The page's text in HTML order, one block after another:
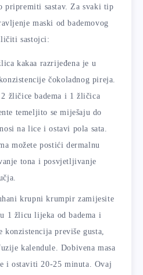
pripremiti sastav. Za svaki tip
maski od bademovog
sastojci:
kakaa razrijeđena je u
čokoladnog pireja.
2 žličice badema i 1 žličica
temeljito se miješaju do
na lice i ostavi pola sata.
možete postići dermalnu
tona i posvjetljivanje
krupni krumpir zamijesite
1 žlicu lijeka od badema i
previše gusta,
kalendule. Dobivena masa
i ostaviti 20-25 minuta. Ovaj